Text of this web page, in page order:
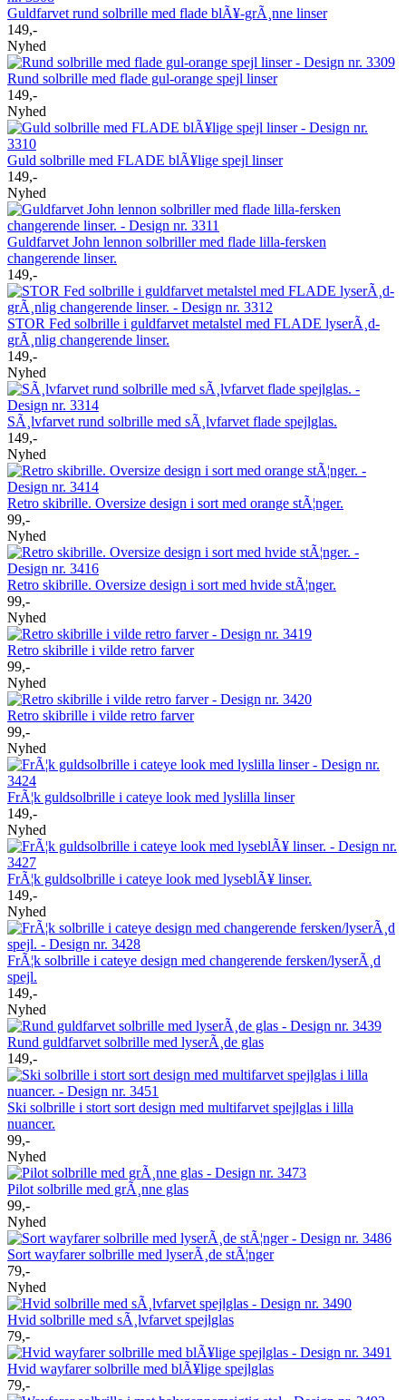
Guldfarvet rund solbrille med flade blÃ¥-grÃ¸nne linser
149,-
Nyhed
Rund solbrille med flade gul-orange spejl linser
149,-
Nyhed
Guld solbrille med FLADE blÃ¥lige spejl linser
149,-
Nyhed
Guldfarvet John lennon solbriller med flade lilla-fersken
changerende linser.
149,-
STOR Fed solbrille i guldfarvet metalstel med FLADE lyserÃ¸d-
grÃ¸nlig changerende linser.
149,-
Nyhed
SÃ¸lvfarvet rund solbrille med sÃ¸lvfarvet flade spejlglas.
149,-
Nyhed
Retro skibrille. Oversize design i sort med orange stÃ¦nger.
99,-
Nyhed
Retro skibrille. Oversize design i sort med hvide stÃ¦nger.
99,-
Nyhed
Retro skibrille i vilde retro farver
99,-
Nyhed
Retro skibrille i vilde retro farver
99,-
Nyhed
FrÃ¦k guldsolbrille i cateye look med lyslilla linser
149,-
Nyhed
FrÃ¦k guldsolbrille i cateye look med lyseblÃ¥ linser.
149,-
Nyhed
FrÃ¦k solbrille i cateye design med changerende fersken/lyserÃ¸d
spejl.
149,-
Nyhed
Rund guldfarvet solbrille med lyserÃ¸de glas
149,-
Ski solbrille i stort sort design med multifarvet spejlglas i lilla
nuancer.
99,-
Nyhed
Pilot solbrille med grÃ¸nne glas
99,-
Nyhed
Sort wayfarer solbrille med lyserÃ¸de stÃ¦nger
79,-
Nyhed
Hvid solbrille med sÃ¸lvfarvet spejlglas
79,-
Hvid wayfarer solbrille med blÃ¥lige spejlglas
79,-